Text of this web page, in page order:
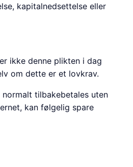
kapitalnedsettelse eller
ikke denne plikten i dag
om dette er et lovkrav.
tilbakebetales uten
kan følgelig spare